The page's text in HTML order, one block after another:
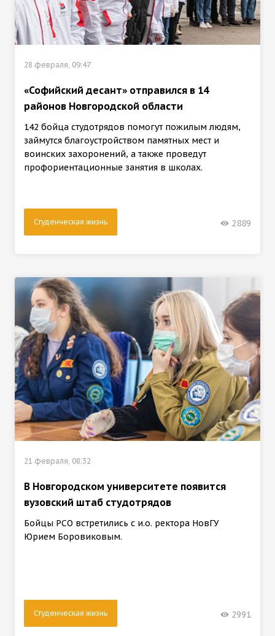
28 февраля, 09:47
«Софийский десант» отправился в 14
районов Новгородской области
142 бойца студотрядов помогут пожилым людям,
займутся благоустройством памятных мест и
воинских захоронений, а также проведут
профориентационные занятия в школах.
Студенческая жизнь 2889
21 февраля, 08:32
В Новгородском университете появится
вузовский штаб студотрядов
Бойцы РСО встретились с и.о. ректора НовГУ
Юрием Боровиковым.
Студенческая жизнь 2991